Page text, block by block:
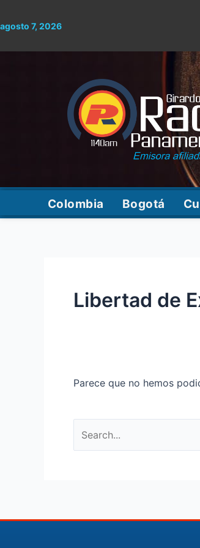
al
agosto 7, 2026
Colombia Bogotá
Libertad de
Parece que no hemos